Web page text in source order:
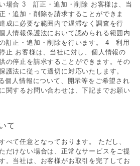
場合 3 訂正・追加・削除 お客様は、当
・追加・削除を請求することができま
成に必要な範囲内で遅滞なく調査を行
人情報保護法において認められる範囲内
訂正・追加・削除を行います。 4 利用
止 お客様は、当社に対し、個人情報の
の停止を請求することができます。その
護法に従って適切に対応いたします。
人情報について、開示等をご希望され
関するお問い合わせは、下記までお願い
て
べて任意となっております。 ただし、
だけない場合は、正常なサービスをご提
。当社は、お客様がお取引を完了してお